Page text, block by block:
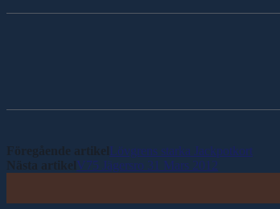
Föregående artikelLövgrens starka Jackpotkort
Nästa artikelV75 Jägersro 31 Mars 2012